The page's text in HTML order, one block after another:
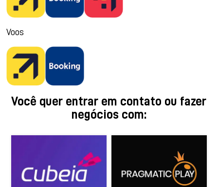
Voos
Você quer entrar em contato ou fazer
negócios com: